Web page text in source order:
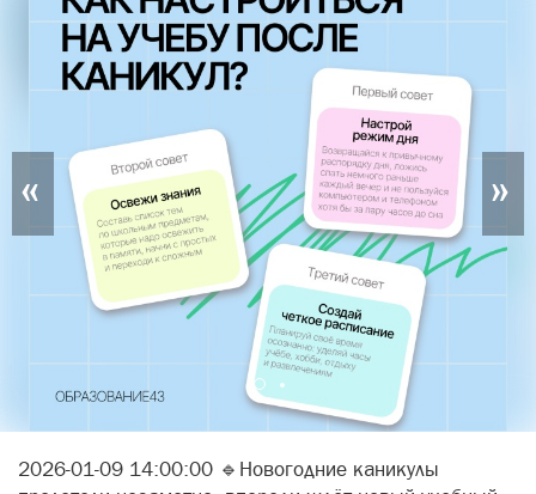
« »
2026-01-09 14:00:00 🔹Новогодние каникулы